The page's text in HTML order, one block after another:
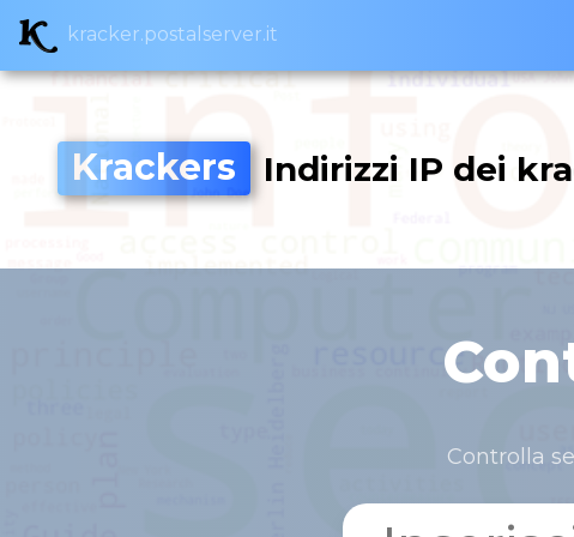
kracker.postalserver.it
Krackers Indirizzi IP dei
Controlla